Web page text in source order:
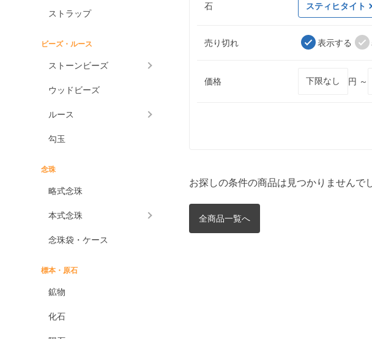
ストラップ
ビーズ・ルース
ストーンビーズ
ウッドビーズ
ルース
勾玉
念珠
略式念珠
本式念珠
念珠袋・ケース
標本・原石
鉱物
化石
石 スティヒタイト
売り切れ 表示する
価格 円 ～
お探しの条件の商品は見つかりませんで
全商品一覧へ